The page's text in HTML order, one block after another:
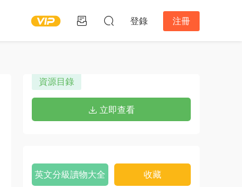
登錄 注冊
資源目錄
立即查看
英文分級讀物大全 收藏